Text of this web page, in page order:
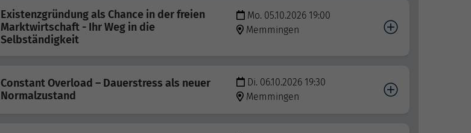
Existenzgründung als Chance in der freien
Marktwirtschaft - Ihr Weg in die
Selbständigkeit
Mo. 05.10.2026 19:00
Memmingen
Constant Overload – Dauerstress als neuer
Normalzustand
Di. 06.10.2026 19:30
Memmingen